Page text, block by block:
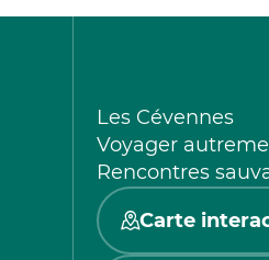
Les Cévennes
Voyager
Rencontres
Carte